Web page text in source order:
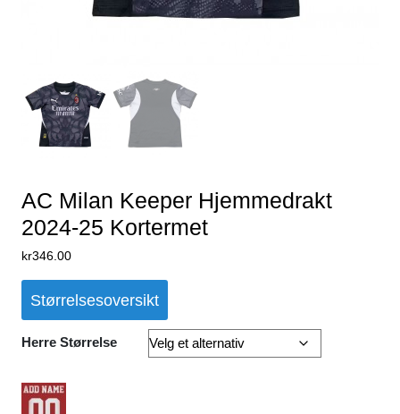
AC Milan Keeper Hjemmedrakt
2024-25 Kortermet
kr346.00
Størrelsesoversikt
Herre Størrelse